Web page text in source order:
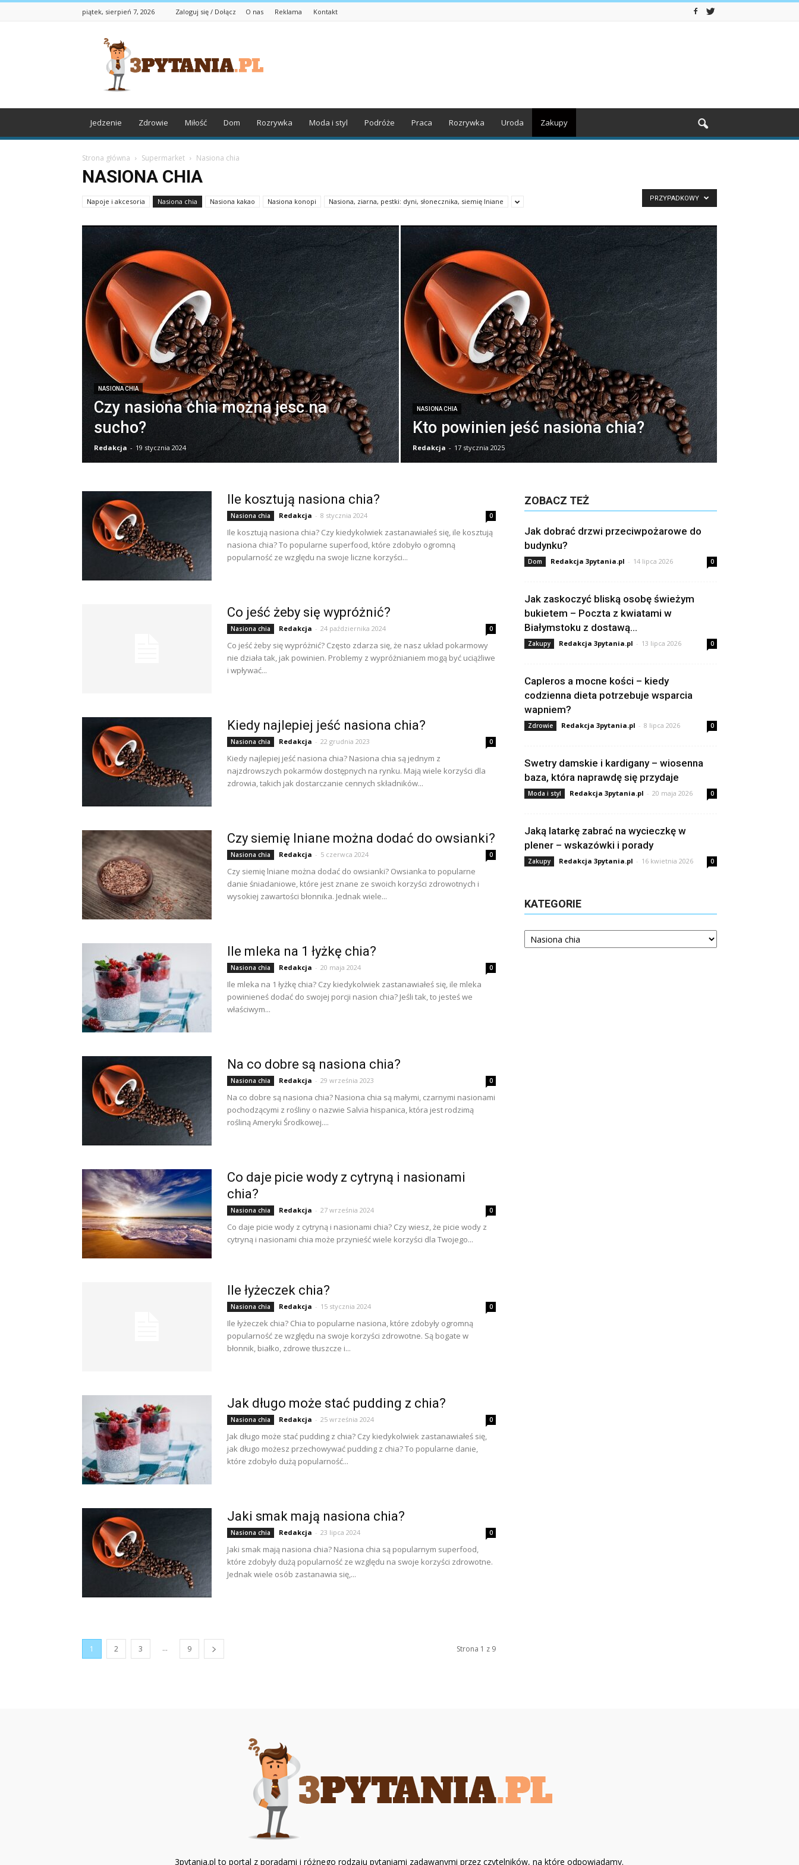
piątek, sierpień 7, 2026 Zaloguj się / Dołącz O nas Reklama Kontakt
3pytania.pl
Jedzenie Zdrowie Miłość Dom Rozrywka Moda i styl Podróże Praca Rozrywka Uroda Zakupy
Strona główna Supermarket Nasiona chia
NASIONA CHIA
Napoje i akcesoria Nasiona chia Nasiona kakao Nasiona konopi Nasiona, ziarna, pestki: dyni, słonecznika, siemię lniane PRZYPADKOWY
NASIONA CHIA
Czy nasiona chia można jesc na
sucho?
Redakcja - 19 stycznia 2024
NASIONA CHIA
Kto powinien jeść nasiona chia?
Redakcja - 17 stycznia 2025
Ile kosztują nasiona chia?
Nasiona chia Redakcja - 8 stycznia 2024 0
Ile kosztują nasiona chia? Czy kiedykolwiek zastanawiałeś się, ile kosztują
nasiona chia? To popularne superfood, które zdobyło ogromną
popularność ze względu na swoje liczne korzyści...
Co jeść żeby się wypróżnić?
Nasiona chia Redakcja - 24 października 2024 0
Co jeść żeby się wypróżnić? Często zdarza się, że nasz układ pokarmowy
nie działa tak, jak powinien. Problemy z wypróżnianiem mogą być uciążliwe
i wpływać...
Kiedy najlepiej jeść nasiona chia?
Nasiona chia Redakcja - 22 grudnia 2023 0
Kiedy najlepiej jeść nasiona chia? Nasiona chia są jednym z
najzdrowszych pokarmów dostępnych na rynku. Mają wiele korzyści dla
zdrowia, takich jak dostarczanie cennych składników...
Czy siemię lniane można dodać do owsianki?
Nasiona chia Redakcja - 5 czerwca 2024 0
Czy siemię lniane można dodać do owsianki? Owsianka to popularne
danie śniadaniowe, które jest znane ze swoich korzyści zdrowotnych i
wysokiej zawartości błonnika. Jednak wiele...
Ile mleka na 1 łyżkę chia?
Nasiona chia Redakcja - 20 maja 2024 0
Ile mleka na 1 łyżkę chia? Czy kiedykolwiek zastanawiałeś się, ile mleka
powinieneś dodać do swojej porcji nasion chia? Jeśli tak, to jesteś we
właściwym...
Na co dobre są nasiona chia?
Nasiona chia Redakcja - 29 września 2023 0
Na co dobre są nasiona chia? Nasiona chia są małymi, czarnymi nasionami
pochodzącymi z rośliny o nazwie Salvia hispanica, która jest rodzimą
rośliną Ameryki Środkowej....
Co daje picie wody z cytryną i nasionami
chia?
Nasiona chia Redakcja - 27 września 2024 0
Co daje picie wody z cytryną i nasionami chia? Czy wiesz, że picie wody z
cytryną i nasionami chia może przynieść wiele korzyści dla Twojego...
Ile łyżeczek chia?
Nasiona chia Redakcja - 15 stycznia 2024 0
Ile łyżeczek chia? Chia to popularne nasiona, które zdobyły ogromną
popularność ze względu na swoje korzyści zdrowotne. Są bogate w
błonnik, białko, zdrowe tłuszcze i...
Jak długo może stać pudding z chia?
Nasiona chia Redakcja - 25 września 2024 0
Jak długo może stać pudding z chia? Czy kiedykolwiek zastanawiałeś się,
jak długo możesz przechowywać pudding z chia? To popularne danie,
które zdobyło dużą popularność...
Jaki smak mają nasiona chia?
Nasiona chia Redakcja - 23 lipca 2024 0
Jaki smak mają nasiona chia? Nasiona chia są popularnym superfood,
które zdobyły dużą popularność ze względu na swoje korzyści zdrowotne.
Jednak wiele osób zastanawia się,...
1 2 3 ... 9 Strona 1 z 9
ZOBACZ TEŻ
Jak dobrać drzwi przeciwpożarowe do
budynku?
Dom Redakcja 3pytania.pl - 14 lipca 2026 0
Jak zaskoczyć bliską osobę świeżym
bukietem – Poczta z kwiatami w
Białymstoku z dostawą...
Zakupy Redakcja 3pytania.pl - 13 lipca 2026 0
Capleros a mocne kości – kiedy
codzienna dieta potrzebuje wsparcia
wapniem?
Zdrowie Redakcja 3pytania.pl - 8 lipca 2026 0
Swetry damskie i kardigany – wiosenna
baza, która naprawdę się przydaje
Moda i styl Redakcja 3pytania.pl - 20 maja 2026 0
Jaką latarkę zabrać na wycieczkę w
plener – wskazówki i porady
Zakupy Redakcja 3pytania.pl - 16 kwietnia 2026 0
KATEGORIE
Kategorie
3pytania.pl to portal z poradami i różnego rodzaju pytaniami zadawanymi przez czytelników, na które odpowiadamy.